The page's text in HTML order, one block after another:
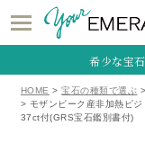
希少な宝
HOME 宝石の種類で選ぶ
モザンビーク産非加熱ピ
37ct付(GRS宝石鑑別書付)